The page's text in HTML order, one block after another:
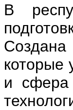
В
которые
и сфера